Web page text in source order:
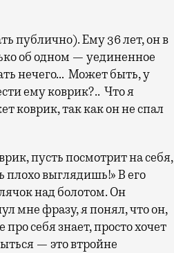
публично). Ему 36 лет, он в
об одном — уединенное
нечего… Может быть, у
ему коврик?.. Что я
коврик, так как он не спал
пусть посмотрит на себя,
плохо выглядишь!» В его
над болотом. Он
мне фразу, я понял, что он,
себя знает, просто хочет
— это втройне